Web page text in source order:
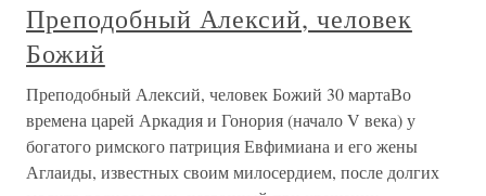
Преподобный Алексий, человек
Божий
Преподобный Алексий, человек Божий 30 мартаВо
времена царей Аркадия и Гонория (начало V века) у
богатого римского патриция Евфимиана и его жены
Аглаиды, известных своим милосердием, после долгих